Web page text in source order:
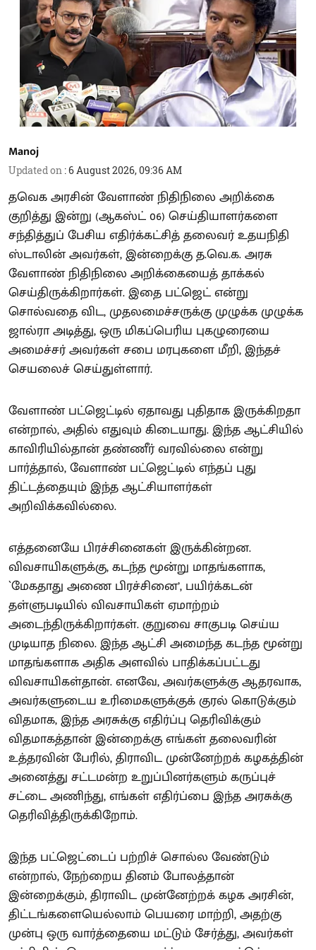
Manoj
Updated on :6 August 2026, 09:36 AM
தவெக அரசின் வேளாண் நிதிநிலை அறிக்கை
குறித்து இன்று (ஆகஸ்ட் 06) செய்தியாளர்களை
சந்தித்துப் பேசிய எதிர்க்கட்சித் தலைவர் உதயநிதி
ஸ்டாலின் அவர்கள், இன்றைக்கு த.வெ.க. அரசு
வேளாண் நிதிநிலை அறிக்கையைத் தாக்கல்
செய்திருக்கிறார்கள். இதை பட்ஜெட் என்று
சொல்வதை விட, முதலமைச்சருக்கு முழுக்க முழுக்க
ஜால்ரா அடித்து, ஒரு மிகப்பெரிய புகழுரையை
அமைச்சர் அவர்கள் சபை மரபுகளை மீறி, இந்தச்
செயலைச் செய்துள்ளார்.
வேளாண் பட்ஜெட்டில் ஏதாவது புதிதாக இருக்கிறதா
என்றால், அதில் எதுவும் கிடையாது. இந்த ஆட்சியில்
காவிரியில்தான் தண்ணீர் வரவில்லை என்று
பார்த்தால், வேளாண் பட்ஜெட்டில் எந்தப் புது
திட்டத்தையும் இந்த ஆட்சியாளர்கள்
அறிவிக்கவில்லை.
எத்தனையே பிரச்சினைகள் இருக்கின்றன.
விவசாயிகளுக்கு, கடந்த மூன்று மாதங்களாக,
`மேகதாது அணை பிரச்சினை’, பயிர்க்கடன்
தள்ளுபடியில் விவசாயிகள் ஏமாற்றம்
அடைந்திருக்கிறார்கள். குறுவை சாகுபடி செய்ய
முடியாத நிலை. இந்த ஆட்சி அமைந்த கடந்த மூன்று
மாதங்களாக அதிக அளவில் பாதிக்கப்பட்டது
விவசாயிகள்தான். எனவே, அவர்களுக்கு ஆதரவாக,
அவர்களுடைய உரிமைகளுக்குக் குரல் கொடுக்கும்
விதமாக, இந்த அரசுக்கு எதிர்ப்பு தெரிவிக்கும்
விதமாகத்தான் இன்றைக்கு எங்கள் தலைவரின்
உத்தரவின் பேரில், திராவிட முன்னேற்றக் கழகத்தின்
அனைத்து சட்டமன்ற உறுப்பினர்களும் கருப்புச்
சட்டை அணிந்து, எங்கள் எதிர்ப்பை இந்த அரசுக்கு
தெரிவித்திருக்கிறோம்.
இந்த பட்ஜெட்டைப் பற்றிச் சொல்ல வேண்டும்
என்றால், நேற்றைய தினம் போலத்தான்
இன்றைக்கும், திராவிட முன்னேற்றக் கழக அரசின்,
திட்டங்களையெல்லாம் பெயரை மாற்றி, அதற்கு
முன்பு ஒரு வார்த்தையை மட்டும் சேர்த்து, அவர்கள்